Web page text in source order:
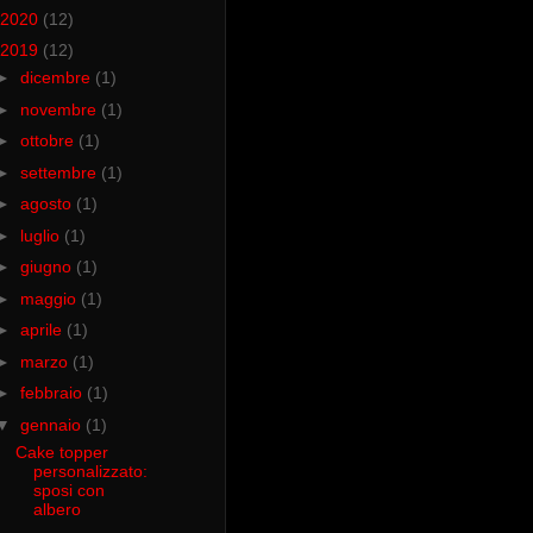
2020 (12)
2019 (12)
dicembre (1)
novembre (1)
ottobre (1)
settembre (1)
agosto (1)
luglio (1)
giugno (1)
maggio (1)
aprile (1)
marzo (1)
febbraio (1)
gennaio (1)
Cake topper
personalizzato:
sposi con
albero